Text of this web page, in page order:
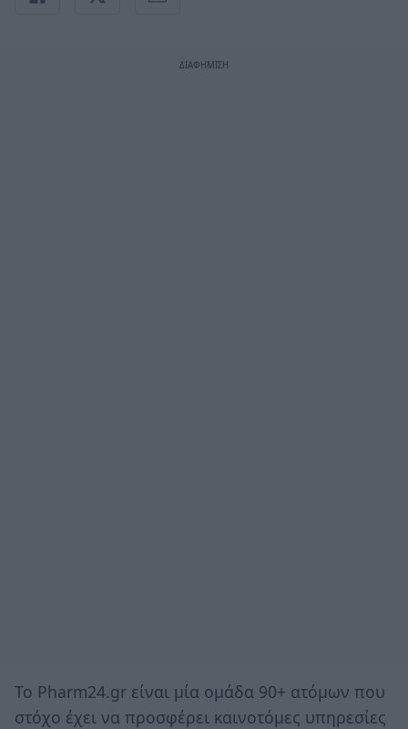
Το Pharm24.gr είναι μία ομάδα 90+ ατόμων που
στόχο έχει να προσφέρει καινοτόμες υπηρεσίες